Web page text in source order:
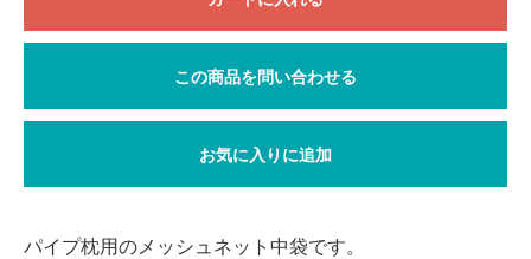
この商品を問い合わせる
お気に入りに追加
パイプ枕用のメッシュネット中袋です。